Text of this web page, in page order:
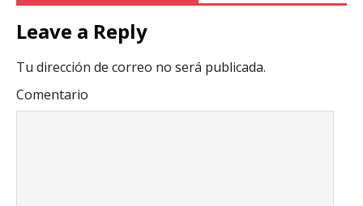
Leave a Reply
Tu dirección de correo no será publicada.
Comentario